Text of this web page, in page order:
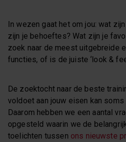
In wezen gaat het om jou: wat
zijn je behoeftes? Wat zijn je
zoek naar de meest uitgebreide
functies, of is de juiste ‘look &
De zoektocht naar de beste
voldoet aan jouw eisen kan
Daarom hebben we een aantal
opgesteld waarin we de
toelichten tussen ons nieuwste